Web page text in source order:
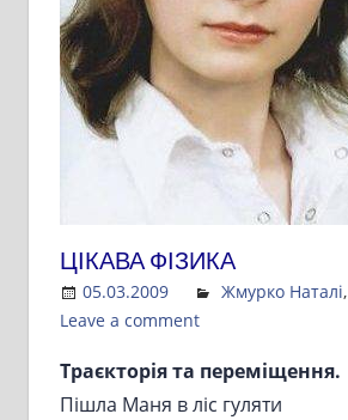
ЦІКАВА ФІЗИКА
05.03.2009 Admin
Жмурко Наталі,
Leave a comment
Траєкторія та переміщення.
Пішла Маня в ліс гуляти